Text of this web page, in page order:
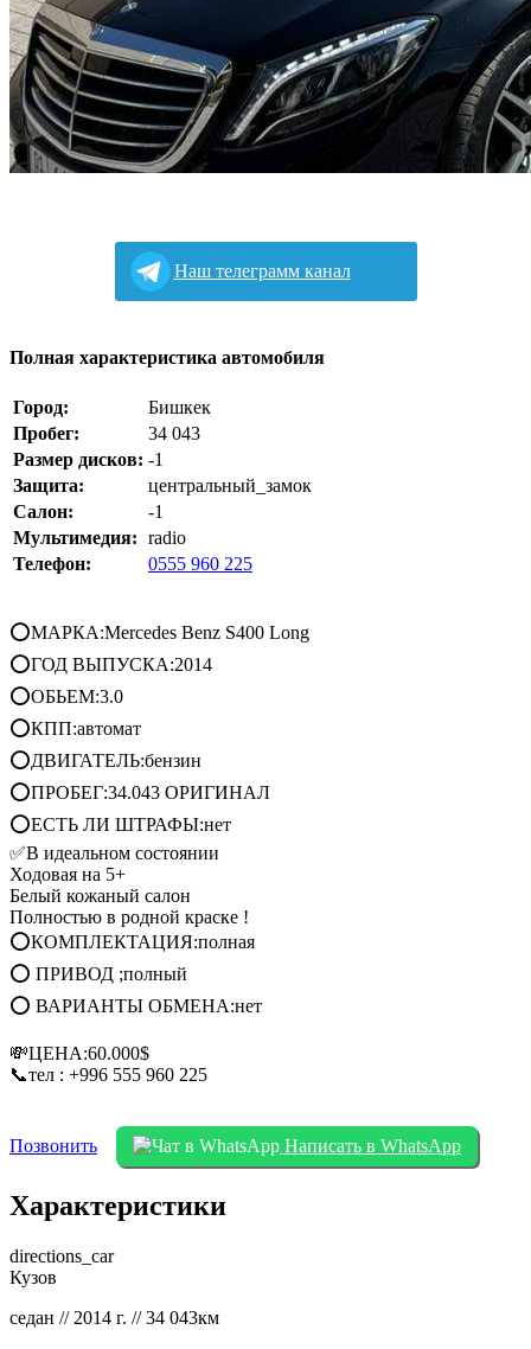
Наш телеграмм канал
Полная характеристика автомобиля
Город:
Бишкек
Пробег:
34 043
Размер дисков: -1
Защита:
центральный_замок
Салон:
-1
Мультимедия: radio
Телефон:
0555 960 225
⭕МАРКА:Mercedes Benz S400 Long
⭕ГОД ВЫПУСКА:2014
⭕ОБЬЕМ:3.0
⭕КПП:автомат
⭕ДВИГАТЕЛЬ:бензин
⭕ПРОБЕГ:34.043 ОРИГИНАЛ
⭕ЕСТЬ ЛИ ШТРАФЫ:нет
✅В идеальном состоянии
Ходовая на 5+
Белый кожаный салон
Полностью в родной краске !
⭕КОМПЛЕКТАЦИЯ:полная
⭕ ПРИВОД ;полный
⭕ ВАРИАНТЫ ОБМЕНА:нет
💸ЦЕНА:60.000$
📞тел : +996 555 960 225
Позвонить Написать в WhatsApp
Характеристики
directions_car
Кузов
седан // 2014 г. // 34 043км